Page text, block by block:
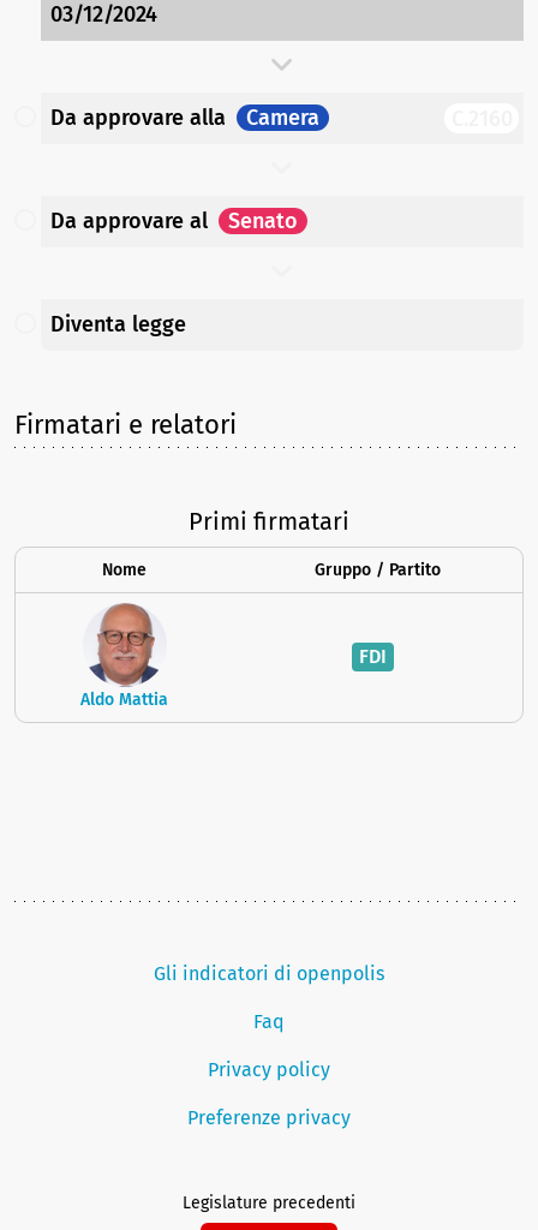
03/12/2024
Da approvare alla Camera
Da approvare al Senato
Diventa legge
Firmatari e relatori
Primi firmatari
Nome Gruppo / Partito
Aldo Mattia
FDI
Gli indicatori di openpolis
Faq
Privacy policy
Preferenze privacy
Legislature precedenti